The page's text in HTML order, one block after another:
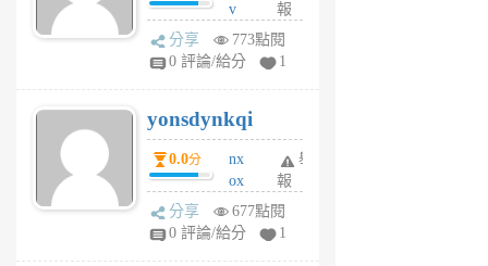
前
v
wt
sv
6
個
月
前
報
分享
773點閱
0 評論/給分
1
yonsdynkqi
0.0分
nx
ox
rh
pe
舉
報
分享
677點閱
0 評論/給分
1